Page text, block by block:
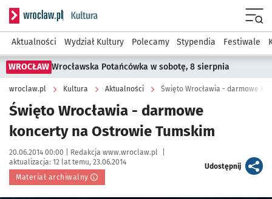
Serwis informacyjny wroclaw.pl podserwis: Kultura
Aktualności Wydział Kultury Polecamy Stypendia Festiwale
WROCŁAW Wrocławska Potańcówka w sobotę, 8 sierpnia
wroclaw.pl Kultura Aktualności Święto Wrocławia - darmowe
Święto Wrocławia - darmowe
koncerty na Ostrowie Tumskim
Data publikacji:
20.06.2014 00:00 | Autor:
Redakcja www.wroclaw.pl
aktualizacja: 12 lat temu, 23.06.2014
Materiał archiwalny
Udostępnijartykuł